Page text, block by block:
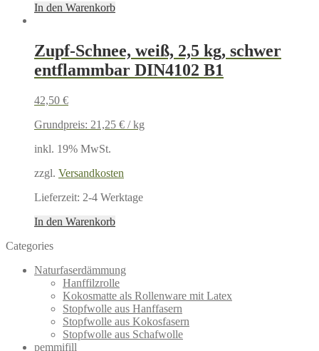
In den Warenkorb
Zupf-Schnee, weiß, 2,5 kg, schwer
entflammbar DIN4102 B1
42,50 €
Grundpreis: 21,25 € /kg
inkl. 19% MwSt.
zzgl. Versandkosten
Lieferzeit: 2-4 Werktage
In den Warenkorb
Categories
Naturfaserdämmung
Hanffilzrolle
Kokosmatte als Rollenware mit Latex
Stopfwolle aus Hanffasern
Stopfwolle aus Kokosfasern
Stopfwolle aus Schafwolle
pemmifill